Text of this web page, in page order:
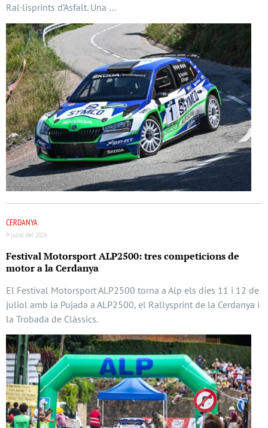
Ral·lisprints d’Asfalt. Una …
CERDANYA
9 juliol del 2026
Festival Motorsport ALP2500: tres competicions de
motor a la Cerdanya
El Festival Motorsport ALP2500 torna a Alp els dies 11 i 12 de
juliol amb la Pujada a ALP2500, el Rallysprint de la Cerdanya i
la Trobada de Clàssics.